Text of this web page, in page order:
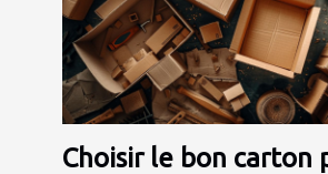
Choisir le bon carton